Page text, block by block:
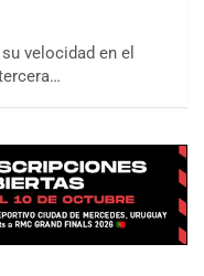
velocidad en el